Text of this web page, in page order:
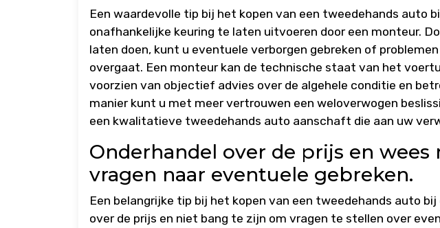
Een waardevolle tip bij het kopen van een tweedehands auto
onafhankelijke keuring te laten uitvoeren door een monteur.
laten doen, kunt u eventuele verborgen gebreken of
overgaat. Een monteur kan de technische staat van het
voorzien van objectief advies over de algehele conditie en
manier kunt u met meer vertrouwen een weloverwogen
een kwalitatieve tweedehands auto aanschaft die aan uw
Onderhandel over de prijs en
vragen naar eventuele gebreken.
Een belangrijke tip bij het kopen van een tweedehands auto
over de prijs en niet bang te zijn om vragen te stellen over